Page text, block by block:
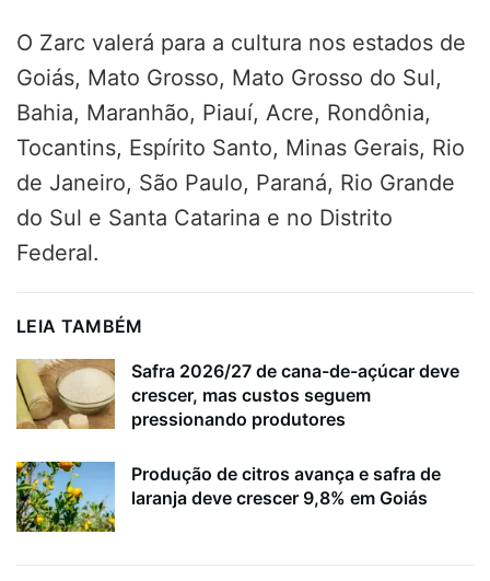
O Zarc valerá para a cultura nos estados de
Goiás, Mato Grosso, Mato Grosso do Sul,
Bahia, Maranhão, Piauí, Acre, Rondônia,
Tocantins, Espírito Santo, Minas Gerais, Rio
de Janeiro, São Paulo, Paraná, Rio Grande
do Sul e Santa Catarina e no Distrito
Federal.
LEIA TAMBÉM
Safra 2026/27 de cana-de-açúcar deve
crescer, mas custos seguem
pressionando produtores
Produção de citros avança e safra de
laranja deve crescer 9,8% em Goiás